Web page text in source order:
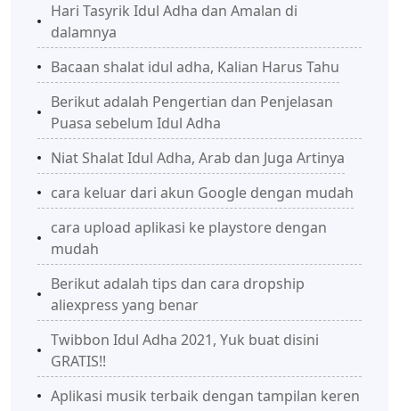
Hari Tasyrik Idul Adha dan Amalan di
dalamnya
Bacaan shalat idul adha, Kalian Harus Tahu
Berikut adalah Pengertian dan Penjelasan
Puasa sebelum Idul Adha
Niat Shalat Idul Adha, Arab dan Juga Artinya
cara keluar dari akun Google dengan mudah
cara upload aplikasi ke playstore dengan
mudah
Berikut adalah tips dan cara dropship
aliexpress yang benar
Twibbon Idul Adha 2021, Yuk buat disini
GRATIS!!
Aplikasi musik terbaik dengan tampilan keren